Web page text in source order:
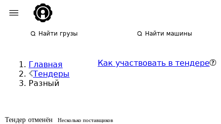
Найти грузы Найти машины
Главная
Тендеры
Разный
Как участвовать в тендере
Тендер отменён Несколько поставщиков